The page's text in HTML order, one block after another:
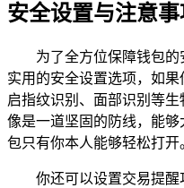
安全设置与注意事
为了全方位保障钱包的
实用的安全设置选项，如
启指纹识别、面部识别等
像是一道坚固的防线，能
包只有你本人能够轻松打开
你还可以设置交易提